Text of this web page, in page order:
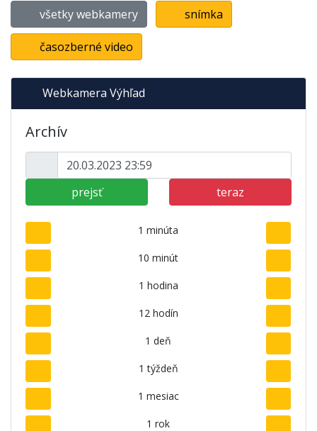
všetky webkamery snímka
časozberné video
Webkamera Výhľad
Archív
prejsť teraz
1 minúta
10 minút
1 hodina
12 hodín
1 deň
1 týždeň
1 mesiac
1 rok